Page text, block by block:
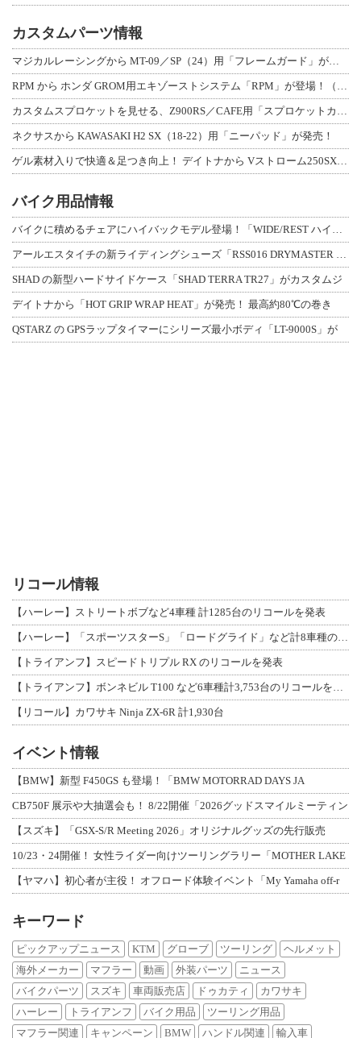
カスタムパーツ情報
ネクサスから KAWASAKI H2 SX（18-22）用「ニーパッド」が発売！
バイク用品情報
SHAD の新型ハードサイドケース「SHAD TERRA TR27」がカスタムジ
デイトナから「HOT GRIP WRAP HEAT」が発売！ 最高約80℃の巻き
QSTARZ の GPSラップタイマーにシリーズ最小ボディ「LT-9000S」が
リコール情報
【ハーレー】ストリートボブなど4車種 計1285台のリコールを発表
【トライアンフ】スピードトリプル RX のリコールを発表
【リコール】カワサキ Ninja ZX-6R 計1,930台
イベント情報
【BMW】新型 F450GS も登場！「BMW MOTORRAD DAYS JA
CB750F 展示や大抽選会も！ 8/22開催「2026グッドスマイルミーティン
【スズキ】「GSX-S/R Meeting 2026」オリジナルグッズの先行販売
10/23・24開催！ 女性ライダー向けツーリングラリー「MOTHER LAKE
【ヤマハ】初心者が主役！ オフロード体験イベント「My Yamaha off-r
キーワード
ピックアップニュース KTM グローブ ツーリング
ヘルメット
海外メーカー
マフラー 動画 外装パーツ
ニュース
バイクパーツ
スズキ 車両販売店 ドゥカティ
カワサキ
ハーレー
トライアンフ バイク用品
ツーリング用品
マフラー関連
キャンペーン BMW ハンドル関連 輸入車